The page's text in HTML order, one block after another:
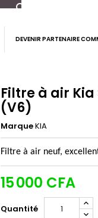

DEVENIR PARTENAIRE
Filtre à air
(V6)
MarqueKIA
Filtre à air neuf,
15 000 CFA
Quantité